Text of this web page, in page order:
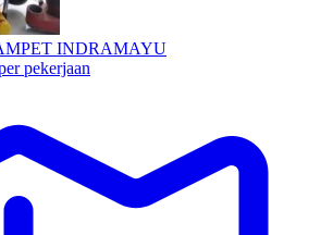
INDRAMAYU
pekerjaan